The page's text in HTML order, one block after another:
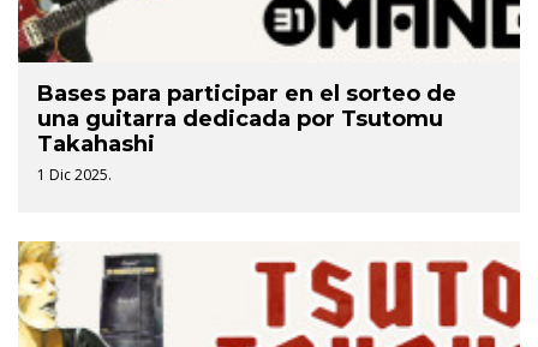
Bases para participar en el sorteo de
una guitarra dedicada por Tsutomu
Takahashi
1 Dic 2025.